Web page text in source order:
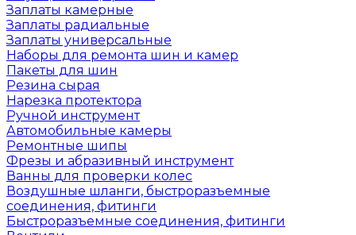
Заплаты камерные
Заплаты радиальные
Заплаты универсальные
Наборы для ремонта шин и камер
Пакеты для шин
Резина сырая
Нарезка протектора
Ручной инструмент
Автомобильные камеры
Ремонтные шипы
Фрезы и абразивный инструмент
Ванны для проверки колес
Воздушные шланги, быстроразъемные
соединения, фитинги
Быстроразъемные соединения, фитинги